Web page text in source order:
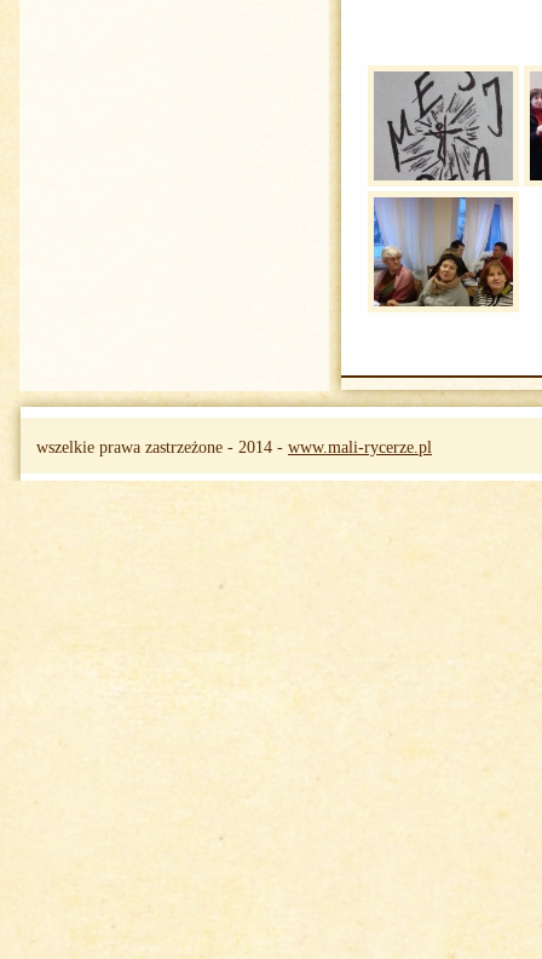
wszelkie prawa zastrzeżone - 2014 - www.mali-rycerze.pl